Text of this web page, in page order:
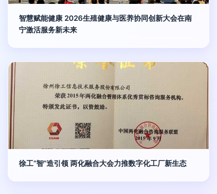
智慧赋能健康 2026生殖健康与医养协同创新大会在南
宁激活服务新未来
徐工“智”造引领 两化融合大会力推数字化工厂新生态